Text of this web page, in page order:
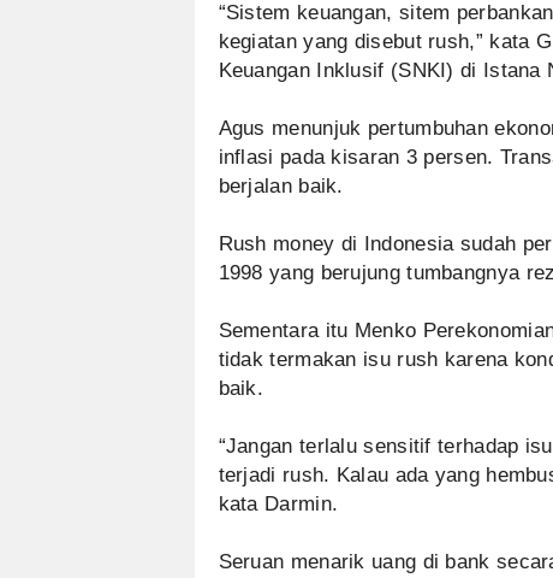
“Sistem keuangan, sitem
kegiatan yang disebut rush,” kata
Keuangan Inklusif (SNKI) di Istana
Agus menunjuk pertumbuhan
inflasi pada kisaran 3 persen.
berjalan baik.
Rush money di Indonesia sudah
1998 yang berujung tumbangnya
Sementara itu Menko
tidak termakan isu rush karena
baik.
“Jangan terlalu sensitif terhadap
terjadi rush. Kalau ada yang
kata Darmin.
Seruan menarik uang di bank